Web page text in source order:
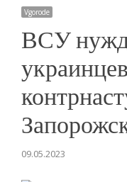
Vgorode
ВСУ
09.05.2023